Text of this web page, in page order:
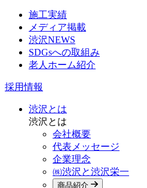
施工実績
メディア掲載
渋沢NEWS
SDGsへの取組み
老人ホーム紹介
採用情報
渋沢とは
渋沢とは
会社概要
代表メッセージ
企業理念
㈱渋沢と渋沢栄一
商品紹介